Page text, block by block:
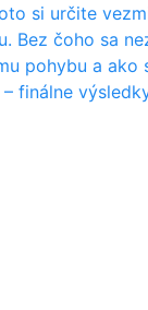
si určite
Bez čoho sa
pohybu a
finálne